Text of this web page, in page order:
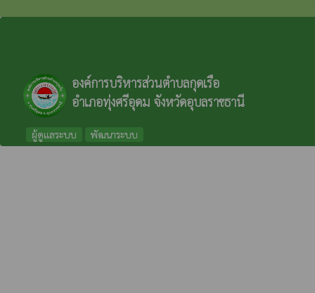
องค์การบริหารส่วนตำบลกุดเรือ
อำเภอทุ่งศรีอุดม จังหวัดอุบลราชธานี
ผู้ดูแลระบบ พัฒนาระบบ